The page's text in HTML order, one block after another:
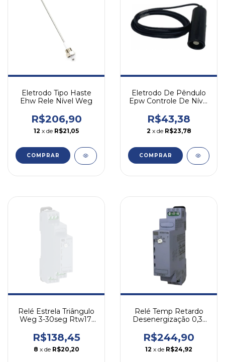
Eletrodo Tipo Haste
Ehw Rele Nível Weg
R$206,90
12 x de R$21,05
Eletrodo De Pêndulo
Epw Controle De Nível
R$43,38
2 x de R$23,78
Relé Estrela Triângulo
Weg 3-30seg Rtw17-
R$138,45
8 x de R$20,20
Relé Temp Retardo
Desenergização 0,3-
Weg
R$244,90
12 x de R$24,92